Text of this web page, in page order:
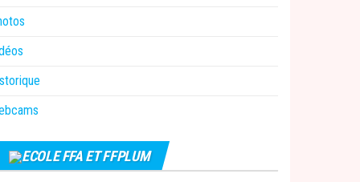
ECOLE FFA ET FFPLUM